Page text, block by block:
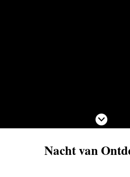
Scroll naar beneden
Nacht van